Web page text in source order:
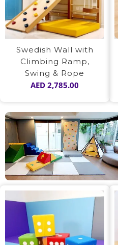
Swedish Wall with
Climbing Ramp,
Swing & Rope
AED 2,785.00